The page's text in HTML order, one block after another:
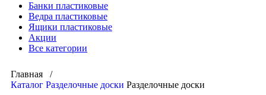
Банки пластиковые
Ведра пластиковые
Ящики пластиковые
Акции
Все категории
Главная /
Каталог Разделочные доски Разделочные доски